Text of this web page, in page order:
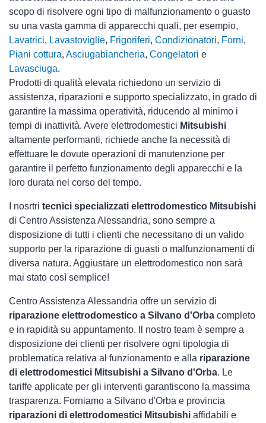
scopo di risolvere ogni tipo di malfunzionamento o guasto
su una vasta gamma di apparecchi quali, per esempio,
Lavatrici, Lavastoviglie, Frigoriferi, Condizionatori, Forni,
Piani cottura, Asciugabiancheria, Congelatori e
Lavasciuga.
Prodotti di qualità elevata richiedono un servizio di
assistenza, riparazioni e supporto specializzato, in grado di
garantire la massima operatività, riducendo al minimo i
tempi di inattività. Avere elettrodomestici Mitsubishi
altamente performanti, richiede anche la necessità di
effettuare le dovute operazioni di manutenzione per
garantire il perfetto funzionamento degli apparecchi e la
loro durata nel corso del tempo.
I nosrtri tecnici specializzati elettrodomestico Mitsubishi
di Centro Assistenza Alessandria, sono sempre a
disposizione di tutti i clienti che necessitano di un valido
supporto per la riparazione di guasti o malfunzionamenti di
diversa natura. Aggiustare un elettrodomestico non sarà
mai stato così semplice!
Centro Assistenza Alessandria offre un servizio di
riparazione elettrodomestico a Silvano d'Orba completo
e in rapidità su appuntamento. Il nostro team è sempre a
disposizione dei clienti per risolvere ogni tipologia di
problematica relativa al funzionamento e alla riparazione
di elettrodomestici Mitsubishi a Silvano d'Orba. Le
tariffe applicate per gli interventi garantiscono la massima
trasparenza. Forniamo a Silvano d'Orba e provincia
riparazioni di elettrodomestici Mitsubishi affidabili e